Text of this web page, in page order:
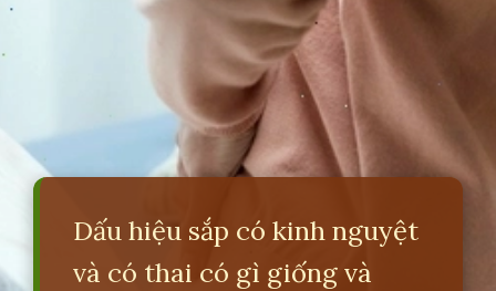
Dấu hiệu sắp có kinh nguyệt
và có thai có gì giống và